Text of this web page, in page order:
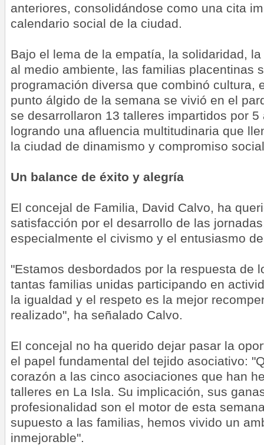
anteriores, consolidándose como una cita
calendario social de la ciudad.
Bajo el lema de la empatía, la solidaridad,
al medio ambiente, las familias placentinas
programación diversa que combinó cultura,
punto álgido de la semana se vivió en el
se desarrollaron 13 talleres impartidos por
logrando una afluencia multitudinaria que
la ciudad de dinamismo y compromiso
Un balance de éxito y alegría
El concejal de Familia, David Calvo, ha
satisfacción por el desarrollo de las
especialmente el civismo y el entusiasmo
"Estamos desbordados por la respuesta de
tantas familias unidas participando en
la igualdad y el respeto es la mejor
realizado", ha señalado Calvo.
El concejal no ha querido dejar pasar la
el papel fundamental del tejido asociativo:
corazón a las cinco asociaciones que han
talleres en La Isla. Su implicación, sus
profesionalidad son el motor de esta
supuesto a las familias, hemos vivido un
inmejorable".